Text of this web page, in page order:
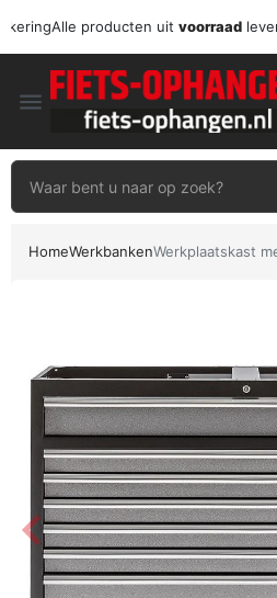
Alle producten uit voorraad
menu
HomeWerkbankenWerkplaatskast